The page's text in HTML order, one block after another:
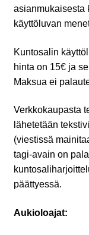
asianmukaisesta
käyttöluvan
Kuntosalin
hinta on 15€ ja
Maksua ei
Verkkokaupasta
lähetetään
(viestissä
tagi-avain on
päättyessä.
Aukioloajat: